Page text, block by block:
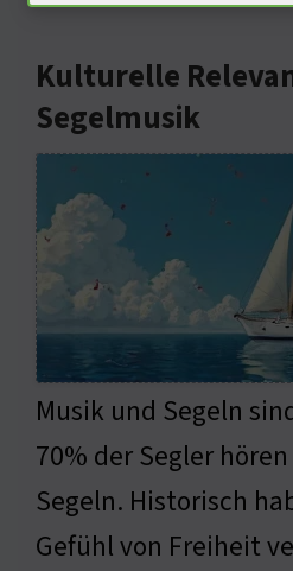
Kulturelle
Segelmusik
Musik und Segeln
70% der Segler
Segeln. Historisch
Gefühl von Freiheit